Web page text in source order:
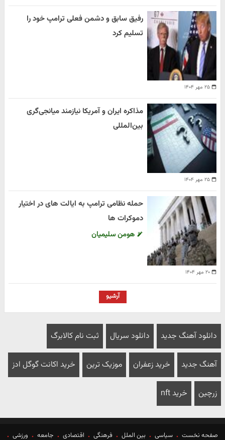
۲۵ مهر ۱۴۰۴
رفیق سابق و دشمن فعلی ترامپ خود را
تسلیم کرد
۲۵ مهر ۱۴۰۴
مذاکره ایران و آمریکا نیازمند میانجی‌گری
بین‌المللی
۲۰ مهر ۱۴۰۴
حمله نظامی ترامپ به ایالت های در اختیار
دموکرات ها
هومن سلیمیان
آرشیو
دانلود آهنگ جدید دانلود سریال ثبت نام کالابرگ
آهنگ جدید خرید زعفران موزیک ترین خرید اکانت گوگل ادز
زرچین خرید nft
صفحه نخست سیاسی بین الملل فرهنگی اقتصادی جامعه ورزشی